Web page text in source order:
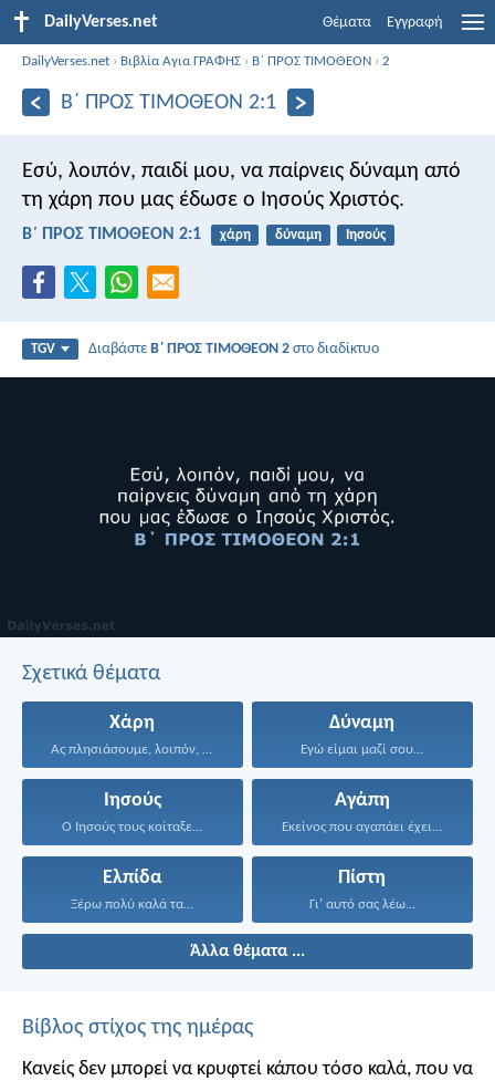
DailyVerses.net Θέματα Εγγραφή
DailyVerses.net › Βιβλία Αγια ΓΡΑΦΗΣ › Β΄ ΠΡΟΣ ΤΙΜΟΘΕΟΝ ›2
Β΄ ΠΡΟΣ ΤΙΜΟΘΕΟΝ 2:1
Εσύ, λοιπόν, παιδί μου, να παίρνεις δύναμη από
τη χάρη που μας έδωσε ο Ιησούς Χριστός.
Β΄ ΠΡΟΣ ΤΙΜΟΘΕΟΝ 2:1 χάρη δύναμη Ιησούς
TGV ΔιαβάστεΒ΄ ΠΡΟΣ ΤΙΜΟΘΕΟΝ 2 στο διαδίκτυο
Σχετικά θέματα
Χάρη
Ας πλησιάσουμε, λοιπόν, με...
Δύναμη
Εγώ είμαι μαζί σου...
Ιησούς
Ο Ιησούς τους κοίταξε...
Αγάπη
Εκείνος που αγαπάει έχει...
Ελπίδα
Ξέρω πολύ καλά τα...
Πίστη
Γι’ αυτό σας λέω...
Άλλα θέματα ...
Βίβλος στίχος της ημέρας
Κανείς δεν μπορεί να κρυφτεί κάπου τόσο καλά, που να